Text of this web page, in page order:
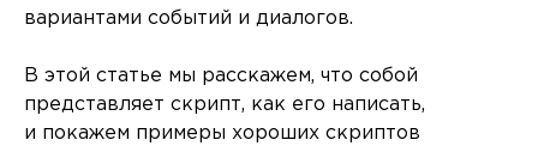
вариантами событий и диалогов.
В этой статье мы расскажем, что собой
представляет скрипт, как его написать,
и покажем примеры хороших скриптов